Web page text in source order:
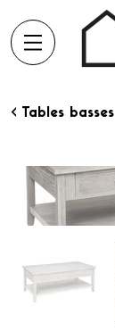
< Tables basses